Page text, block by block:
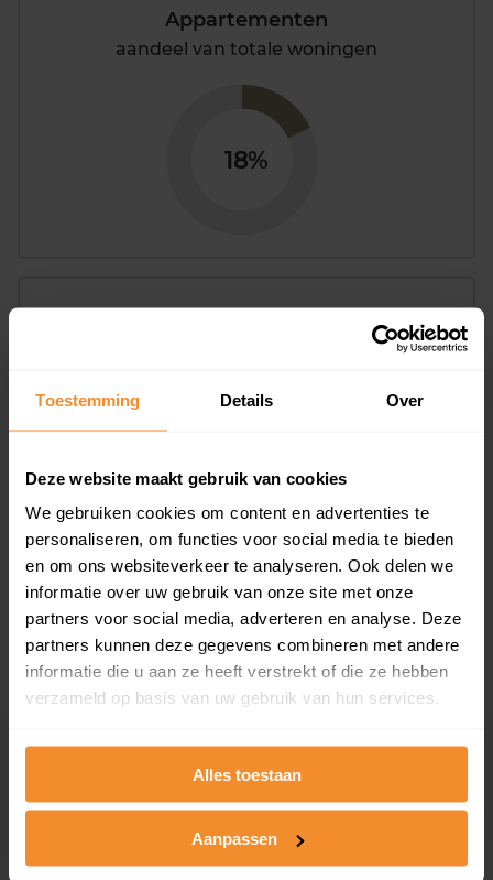
Toestemming Details Over
Deze website maakt gebruik van cookies
We gebruiken cookies om content en advertenties te
personaliseren, om functies voor social media te bieden
en om ons websiteverkeer te analyseren. Ook delen we
informatie over uw gebruik van onze site met onze
partners voor social media, adverteren en analyse. Deze
partners kunnen deze gegevens combineren met andere
informatie die u aan ze heeft verstrekt of die ze hebben
verzameld op basis van uw gebruik van hun services.
Alles toestaan
Aanpassen
Appartementen
aandeel van totale woningen
18%
T/m 1945
91%
1946 - 1980
1981 - 2007
2008 of later
0%